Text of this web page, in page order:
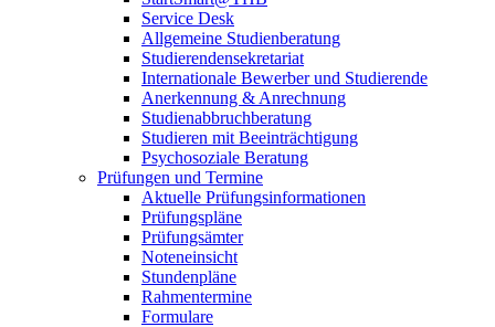
Service Desk
Allgemeine Studienberatung
Studierendensekretariat
Internationale Bewerber und Studierende
Anerkennung & Anrechnung
Studienabbruchberatung
Studieren mit Beeinträchtigung
Psychosoziale Beratung
Prüfungen und Termine
Aktuelle Prüfungsinformationen
Prüfungspläne
Prüfungsämter
Noteneinsicht
Stundenpläne
Rahmentermine
Formulare